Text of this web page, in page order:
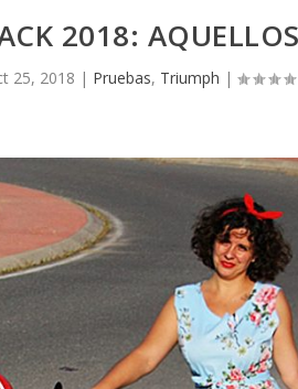
2018:
25, 2018 | Pruebas, Triumph |